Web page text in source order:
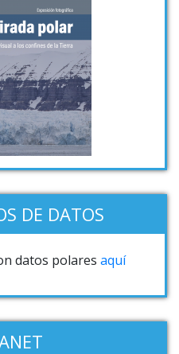
DE DATOS
datos polares aquí